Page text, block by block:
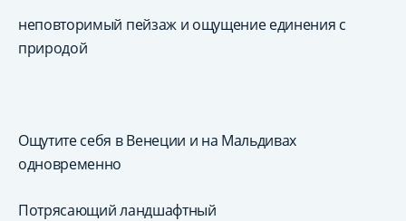
неповторимый пейзаж и ощущение единения с
природой
Ощутите себя в Венеции и на Мальдивах
одновременно
Потрясающий ландшафтный